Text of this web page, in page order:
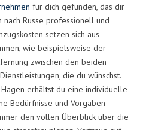
für dich gefunden, das dir
Russe professionell und
setzen sich aus
wie beispielsweise der
zwischen den beiden
die du wünschst.
erhältst du eine individuelle
Bedürfnisse und Vorgaben
den vollen Überblick über die